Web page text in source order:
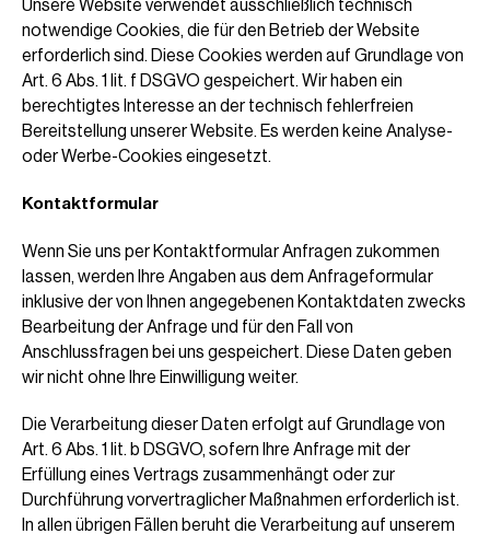
Unsere Website verwendet ausschließlich technisch
notwendige Cookies, die für den Betrieb der Website
erforderlich sind. Diese Cookies werden auf Grundlage von
Art. 6 Abs. 1 lit. f DSGVO gespeichert. Wir haben ein
berechtigtes Interesse an der technisch fehlerfreien
Bereitstellung unserer Website. Es werden keine Analyse-
oder Werbe-Cookies eingesetzt.
Kontaktformular
Wenn Sie uns per Kontaktformular Anfragen zukommen
lassen, werden Ihre Angaben aus dem Anfrageformular
inklusive der von Ihnen angegebenen Kontaktdaten zwecks
Bearbeitung der Anfrage und für den Fall von
Anschlussfragen bei uns gespeichert. Diese Daten geben
wir nicht ohne Ihre Einwilligung weiter.
Die Verarbeitung dieser Daten erfolgt auf Grundlage von
Art. 6 Abs. 1 lit. b DSGVO, sofern Ihre Anfrage mit der
Erfüllung eines Vertrags zusammenhängt oder zur
Durchführung vorvertraglicher Maßnahmen erforderlich ist.
In allen übrigen Fällen beruht die Verarbeitung auf unserem